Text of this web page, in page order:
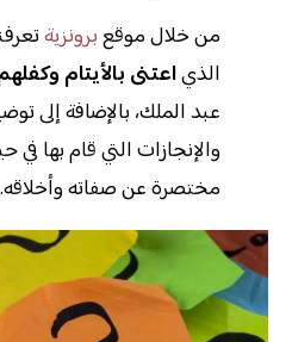
من خلال موقعبرونزية
الذياعتنى بالأيتام
عبد الملك، بالإضافة إلى
والإنجازات التي قام بها في
مختصرة عن صفاته وأخلاقه.